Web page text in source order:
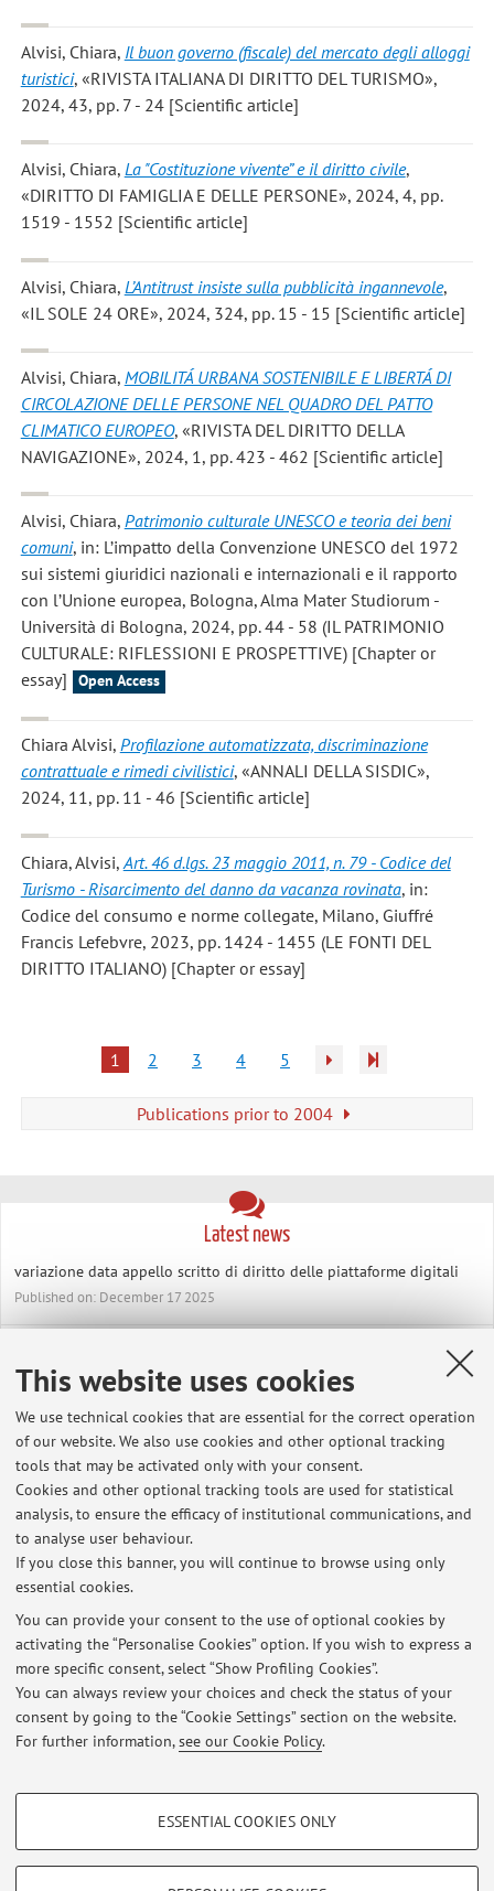
This website uses cookies
We use technical cookies that are essential for the correct operation
of our website. We also use cookies and other optional tracking
tools that may be activated only with your consent.
Cookies and other optional tracking tools are used for statistical
analysis, to ensure the efficacy of institutional communications, and
to analyse user behaviour.
If you close this banner, you will continue to browse using only
essential cookies.
You can provide your consent to the use of optional cookies by
activating the “Personalise Cookies” option. If you wish to express a
more specific consent, select “Show Profiling Cookies”.
You can always review your choices and check the status of your
consent by going to the “Cookie Settings” section on the website.
For further information,see our Cookie Policy.
PROFILING COOKIES - OPTIONAL
ESSENTIAL COOKIES ONLY
Alvisi, Chiara, Il buon governo (fiscale) del mercato degli alloggi
turistici, «RIVISTA ITALIANA DI DIRITTO DEL TURISMO»,
2024, 43, pp. 7 - 24 [Scientific article]
Alvisi, Chiara, La "Costituzione vivente” e il diritto civile,
«DIRITTO DI FAMIGLIA E DELLE PERSONE», 2024, 4, pp.
1519 - 1552 [Scientific article]
Alvisi, Chiara, L’Antitrust insiste sulla pubblicità ingannevole,
«IL SOLE 24 ORE», 2024, 324, pp. 15 - 15 [Scientific article]
Alvisi, Chiara, MOBILITÁ URBANA SOSTENIBILE E LIBERTÁ DI
CIRCOLAZIONE DELLE PERSONE NEL QUADRO DEL PATTO
CLIMATICO EUROPEO, «RIVISTA DEL DIRITTO DELLA
NAVIGAZIONE», 2024, 1, pp. 423 - 462 [Scientific article]
Alvisi, Chiara, Patrimonio culturale UNESCO e teoria dei beni
comuni, in: L’impatto della Convenzione UNESCO del 1972
sui sistemi giuridici nazionali e internazionali e il rapporto
con l’Unione europea, Bologna, Alma Mater Studiorum -
Università di Bologna, 2024, pp. 44 - 58 (IL PATRIMONIO
CULTURALE: RIFLESSIONI E PROSPETTIVE) [Chapter or
essay]
Open Access
Chiara Alvisi, Profilazione automatizzata, discriminazione
contrattuale e rimedi civilistici, «ANNALI DELLA SISDIC»,
2024, 11, pp. 11 - 46 [Scientific article]
Chiara, Alvisi, Art. 46 d.lgs. 23 maggio 2011, n. 79 - Codice del
Turismo - Risarcimento del danno da vacanza rovinata, in:
Codice del consumo e norme collegate, Milano, Giuffré
Francis Lefebvre, 2023, pp. 1424 - 1455 (LE FONTI DEL
DIRITTO ITALIANO) [Chapter or essay]
1 2 3 4 5
Publications prior to 2004
Latest news
variazione data appello scritto di diritto delle piattaforme digitali
Published on: December 17 2025
esame scritto di diritto della comunicazione commerciale del 23
gennaio 2026 - posticipazione al 26 gennaio 2026
Published on: December 17 2025
CAMBIO AULA LEZIONE 10 NOVEMBRE 2025
Published on: November 07 2025
View all
Quali regole per una #pubblicità che cambia. Presentazione del libro
di Alvisi e Guggino, Autodisciplina pubblicitaria. La soft law della
pubblicità italiana
La prof.ssa Chiara Alvisi, presidente di AdDU, viene audita davanti
Restricted area
Loginto manage all website contents.